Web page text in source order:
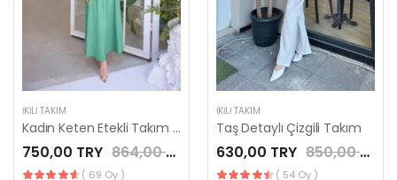
İKILI TAKIM
Kadın Keten Etekli Takım Broş Detaylı
750,00 TRY 864,00 TRY
( 69 Oy )
İKILI TAKIM
Taş Detaylı Çizgili Takım
630,00 TRY 850,00 TRY
( 54 Oy )